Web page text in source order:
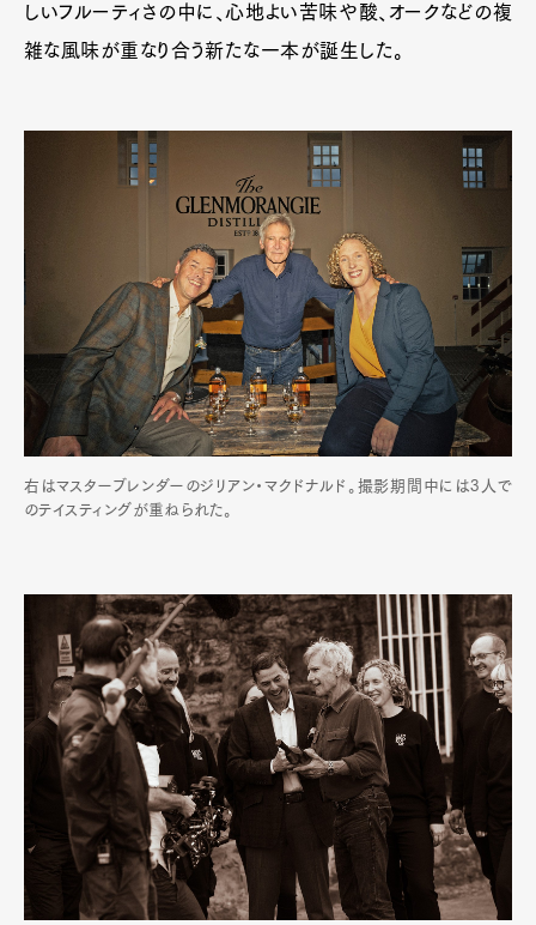
しいフルーティさの中に、心地よい苦味や酸、オークなどの複
雑な風味が重なり合う新たな一本が誕生した。
右はマスターブレンダーのジリアン・マクドナルド。撮影期間中には3人で
のテイスティングが重ねられた。